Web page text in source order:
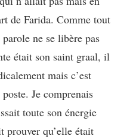
de Farida. Comme tout
ne se libère pas
était son saint graal, il
mais c’est
Je comprenais
toute son énergie
prouver qu’elle était